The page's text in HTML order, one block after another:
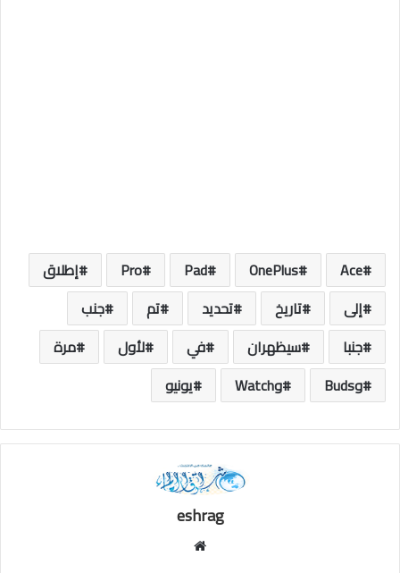
Ace
OnePlus
Pad
Pro
إطلاق
إلى
تاريخ تحديد تم
جنب
جنبا
سيظهران في لأول
مرة
وBuds
وWatch يونيو
eshrag